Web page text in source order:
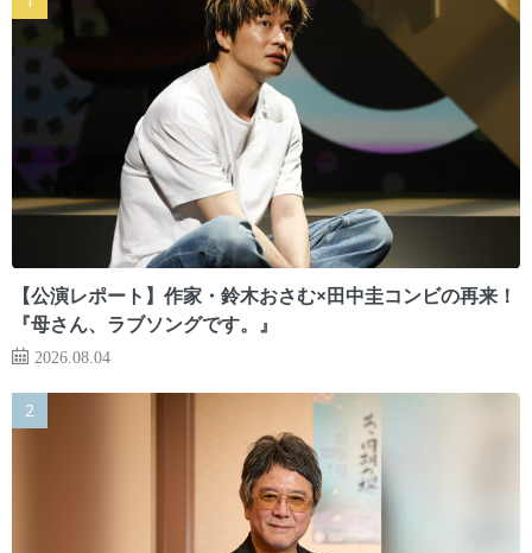
【公演レポート】作家・鈴木おさむ×田中圭コンビの再来！
『母さん、ラブソングです。』
2026.08.04